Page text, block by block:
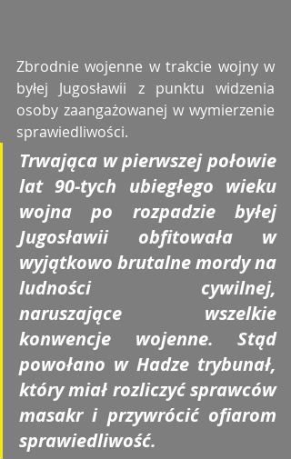
Zbrodnie wojenne w trakcie wojny w
byłej Jugosławii z punktu widzenia
osoby zaangażowanej w wymierzenie
sprawiedliwości.
Trwająca w pierwszej połowie
lat 90-tych ubiegłego wieku
wojna po rozpadzie byłej
Jugosławii obfitowała w
wyjątkowo brutalne mordy na
ludności cywilnej,
naruszające wszelkie
konwencje wojenne. Stąd
powołano w Hadze trybunał,
który miał rozliczyć sprawców
masakr i przywrócić ofiarom
sprawiedliwość.